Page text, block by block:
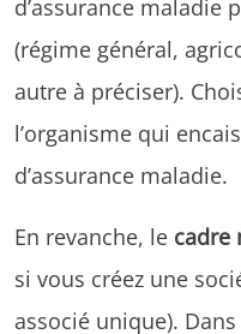
d’assurance maladie
(régime général,
autre à préciser).
l’organisme qui
d’assurance maladie.
En revanche, le cadre
si vous créez une
associé unique).